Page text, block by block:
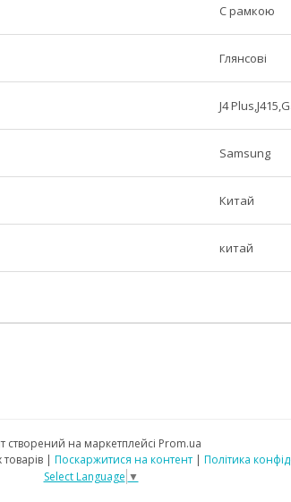
C рамкою
Глянсові
J4
Samsung
Китай
китай
створений на маркетплейсі Prom.ua
"Mobileo" крамничка корисних товарів | Поскаржитися на контент | Політика
Select Language ▼